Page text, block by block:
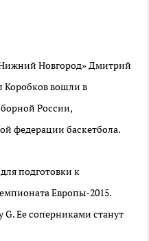
Новгород» Дмитрий
Коробков вошли в
России,
федерации баскетбола.
подготовки к
Европы-2015.
G. Ее соперниками станут